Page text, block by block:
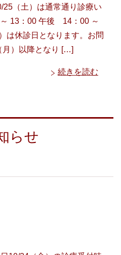
25（土）は通常通り診療い
13：00 午後 14：00 ～
は休診日となります。お問
月）以降となり […]
続きを読む
らせ